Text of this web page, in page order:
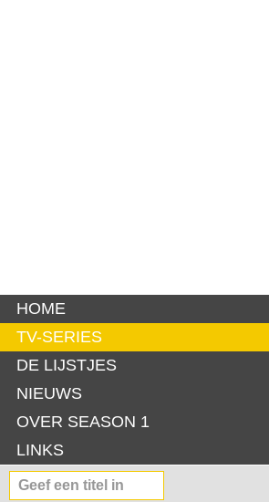
HOME
TV-SERIES
DE LIJSTJES
NIEUWS
OVER SEASON 1
LINKS